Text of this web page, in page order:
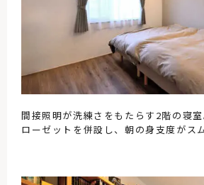
間接照明が洗練さをもたらす2階の寝
ローゼットを併設し、朝の身支度がス